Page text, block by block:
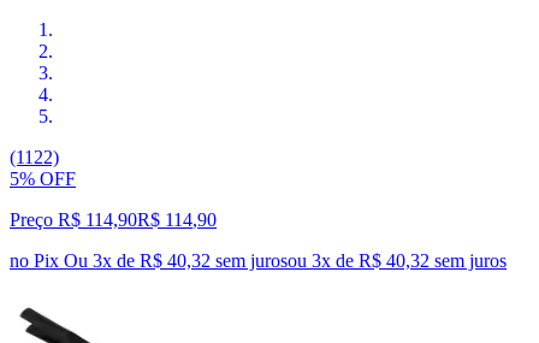
(1122)
5% OFF
Preço R$ 114,90R$ 114,90
no Pix Ou 3x de R$ 40,32 sem jurosou 3x de R$ 40,32 sem juros